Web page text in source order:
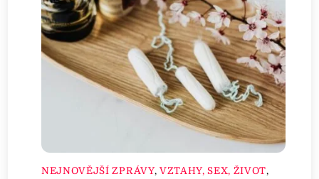
NEJNOVĚJŠÍ ZPRÁVY, VZTAHY, SEX, ŽIVOT,